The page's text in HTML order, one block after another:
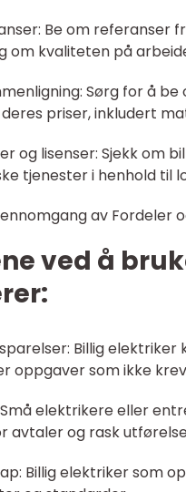
Be om
om kvaliteten på
Sørg for å
priser, inkludert
og lisenser: Sjekk om
tjenester i henhold til
av Fordeler
ved å
Billig
oppgaver som ikke
Små elektrikere eller
avtaler og rask
Billig elektriker som